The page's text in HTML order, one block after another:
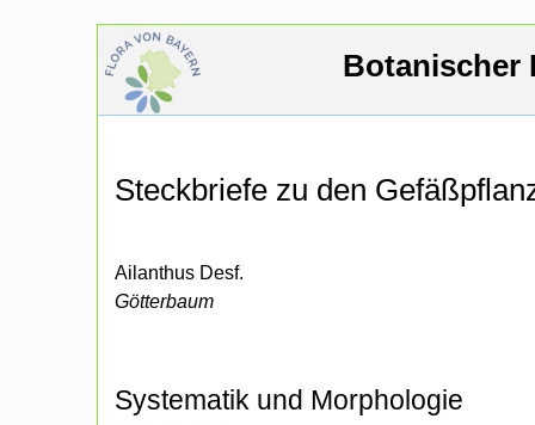
Botanischer
Steckbriefe zu den
Ailanthus Desf.
Götterbaum
Systematik und Morphologie